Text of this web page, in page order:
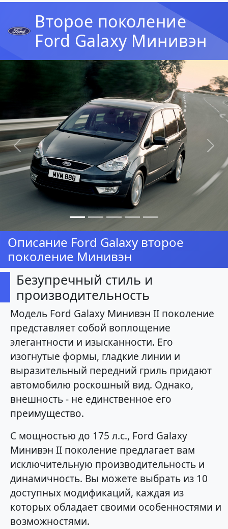
Второе поколение
Ford Galaxy Минивэн
Предыдущая
Описание Ford Galaxy второе
поколение Минивэн
Безупречный стиль и
производительность
Модель Ford Galaxy Минивэн II поколение
представляет собой воплощение
элегантности и изысканности. Его
изогнутые формы, гладкие линии и
выразительный передний гриль придают
автомобилю роскошный вид. Однако,
внешность - не единственное его
преимущество.
С мощностью до 175 л.с., Ford Galaxy
Минивэн II поколение предлагает вам
исключительную производительность и
динамичность. Вы можете выбрать из 10
доступных модификаций, каждая из
которых обладает своими особенностями и
возможностями.